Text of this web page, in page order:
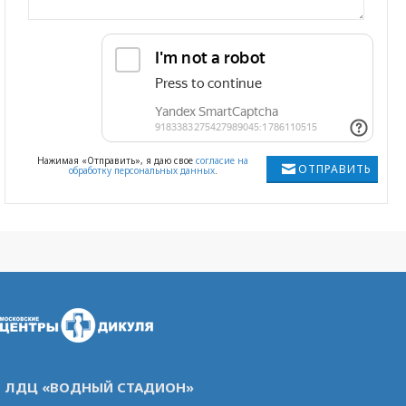
ОТПРАВИТЬ
Нажимая «Отправить», я даю свое согласие на
обработку персональных данных.
ЛДЦ «ВОДНЫЙ СТАДИОН»